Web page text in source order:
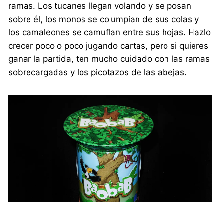
ramas. Los tucanes llegan volando y se posan
sobre él, los monos se columpian de sus colas y
los camaleones se camuflan entre sus hojas. Hazlo
crecer poco o poco jugando cartas, pero si quieres
ganar la partida, ten mucho cuidado con las ramas
sobrecargadas y los picotazos de las abejas.